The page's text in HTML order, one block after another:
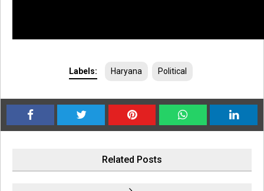
Labels: Haryana Political
Related Posts